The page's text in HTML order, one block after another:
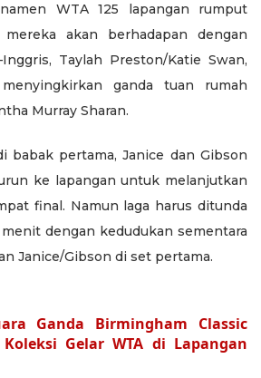
WTA 125 lapangan rumput
akan berhadapan dengan
Taylah Preston/Katie Swan,
ganda tuan rumah
Murray Sharan.
babak pertama, Janice dan Gibson
ke lapangan untuk melanjutkan
final. Namun laga harus ditunda
dengan kedudukan sementara
Janice/Gibson di set pertama.
Ganda Birmingham Classic
Gelar WTA di Lapangan